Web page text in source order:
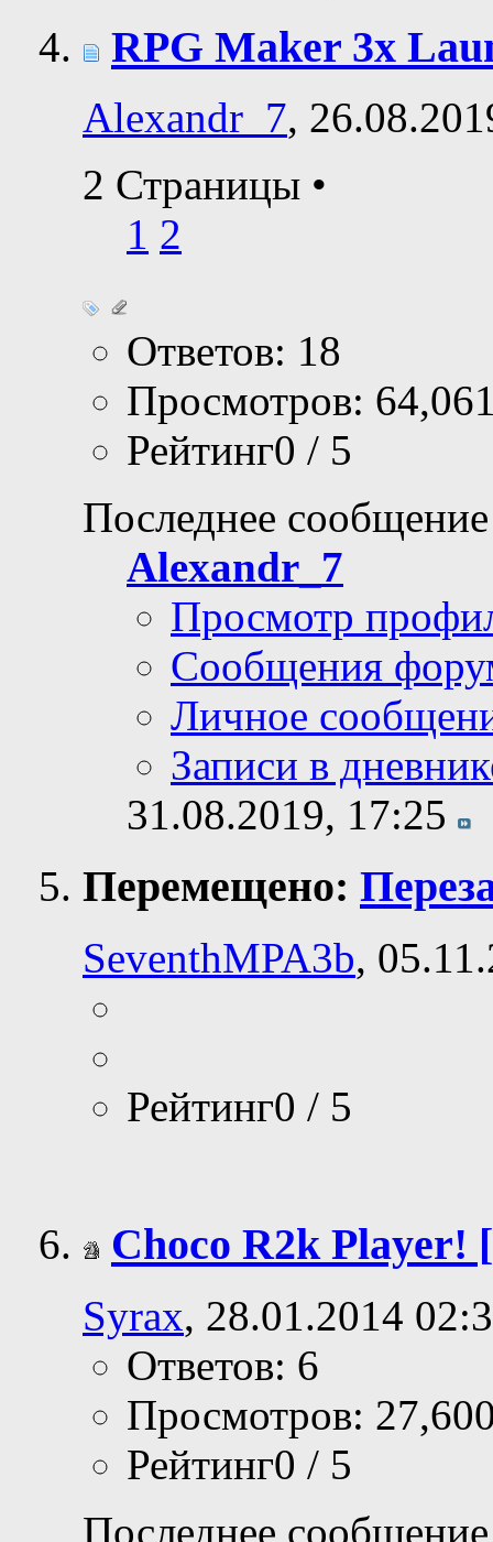
RPG Maker 3x
Alexandr_7,
2 Страницы •
1 2
Ответов: 18
Просмотров:
Рейтинг0 / 5
Последнее
Alexandr_7
Просмотр
Сообщения
Личное
Записи в
31.08.2019, 17:25
Перемещено:
SeventhMPA3b,
Рейтинг0 / 5
Choco R2k Player!
Syrax, 28.01.2014
Ответов: 6
Просмотров:
Рейтинг0 / 5
Последнее